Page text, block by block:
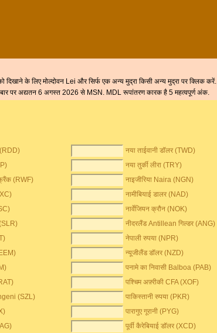
दिखाने के लिए मोल्दोवन Lei और सिर्फ एक अन्य मुद्रा किसी अन्य मुद्रा पर क्लिक करें.
बार पर अद्यतन 6 अगस्त 2026 से MSN. MDL रूपांतरण कारक है 5 महत्वपूर्ण अंक.
नया ताईवानी डॉलर (TWD)
नया तुर्की लीरा (TRY)
(RWF)
नाइजीरिया Naira (NGN)
नामीबियाई डालर (NAD)
नार्वेजियन क्रौन (NOK)
नीदरलैंड Antillean गिल्डर (ANG)
नेपाली रुपया (NPR)
न्यूजीलैंड डॉलर (NZD)
पनामे का निवासी Balboa (PAB)
पश्चिम अफ़्रीकी CFA (XOF)
(SZL)
पाकिस्तानी रुपया (PKR)
पारागुए गूरानी (PYG)
पूर्वी कैरेबियाई डॉलर (XCD)